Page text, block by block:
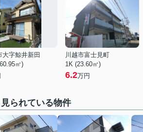
大字鯨井新田
㎡)
川越市富士見町
1K (23.60㎡)
6.2万円
られている物件